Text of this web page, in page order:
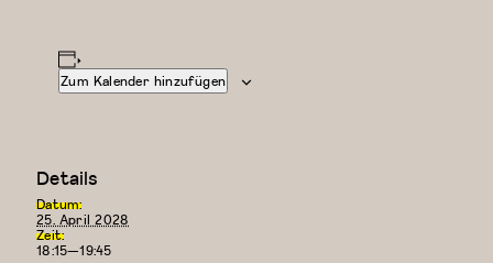
Zum Kalender hinzufügen
Details
Datum:
25. April 2028
Zeit:
18:15—19:45